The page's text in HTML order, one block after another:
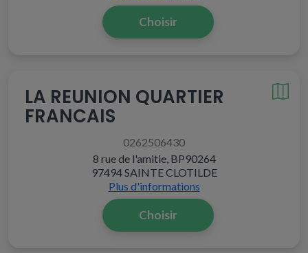
Choisir
LA REUNION QUARTIER
FRANCAIS
0262506430
8 rue de l'amitie, BP90264
97494 SAINTE CLOTILDE
Plus d'informations
Choisir